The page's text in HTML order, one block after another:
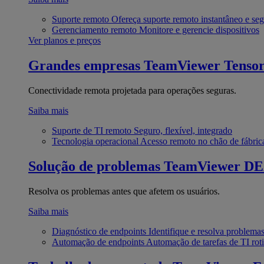
Suporte remoto Ofereça suporte remoto instantâneo e
Gerenciamento remoto Monitore e gerencie dispositivos
Ver planos e preços
Grandes empresas TeamViewer Tensor
Conectividade remota projetada para operações seguras.
Saiba mais
Suporte de TI remoto Seguro, flexível, integrado
Tecnologia operacional Acesso remoto no chão de
Solução de problemas TeamViewer
Resolva os problemas antes que afetem os usuários.
Saiba mais
Diagnóstico de endpoints Identifique e resolva problemas
Automação de endpoints Automação de tarefas de TI